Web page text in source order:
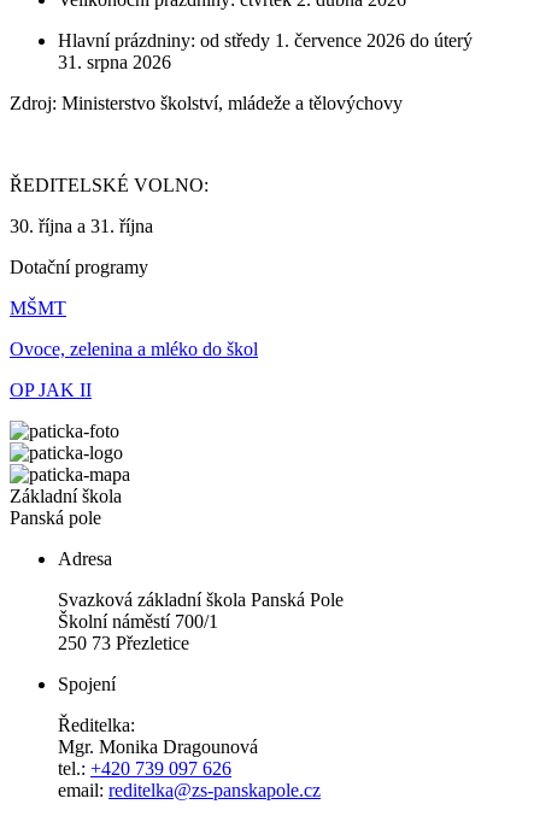
Hlavní prázdniny: od středy 1. července 2026 do úterý
31. srpna 2026
Zdroj: Ministerstvo školství, mládeže a tělovýchovy
ŘEDITELSKÉ VOLNO:
30. října a 31. října
Dotační programy
MŠMT
Ovoce, zelenina a mléko do škol
OP JAK II
Základní škola
Panská pole
Adresa
Svazková základní škola Panská Pole
Školní náměstí 700/1
250 73 Přezletice
Spojení
Ředitelka:
Mgr. Monika Dragounová
tel.: +420 739 097 626
email: reditelka@zs-panskapole.cz